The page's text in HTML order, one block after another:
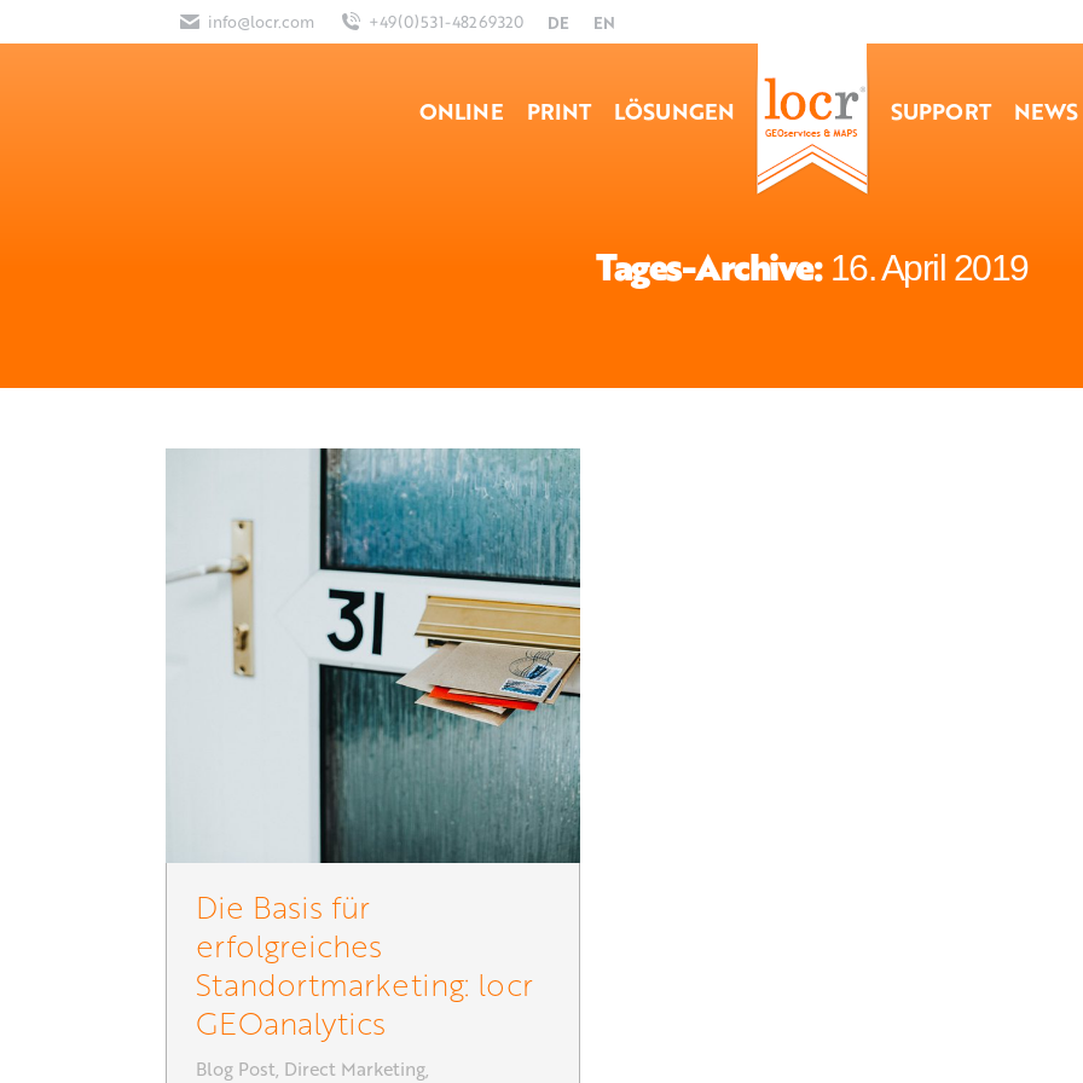
info@locr.com +49(0)531-48269320 DE EN
ONLINE PRINT LÖSUNGEN SUPPORT NEWS
Tages-Archive: 16. April 2019
Die Basis für
erfolgreiches
Standortmarketing: locr
GEOanalytics
Blog Post, Direct Marketing,